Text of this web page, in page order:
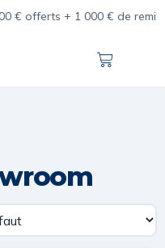
offerts + 1 000 € de remise